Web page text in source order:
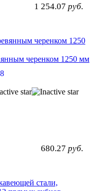
1 254.07 руб.
черенком 1250 мм
680.27 руб.